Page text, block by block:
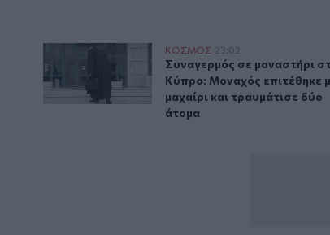
Συναγερμός σε μοναστήρι στην Κύπρο:
ΚΟΣΜΟΣ 23:02
Συναγερμός σε μοναστήρι
Συναγερμός σε μοναστήρι
Κύπρο: Μοναχός επιτέθηκε
μαχαίρι και τραυμάτισε δύο
άτομα